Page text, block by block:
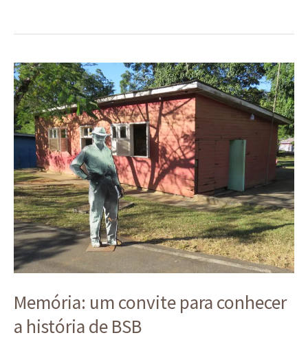
Memória: um convite para conhecer
a história de BSB
Memória:
um
convite
para
conhecer
a
história
de
BSB